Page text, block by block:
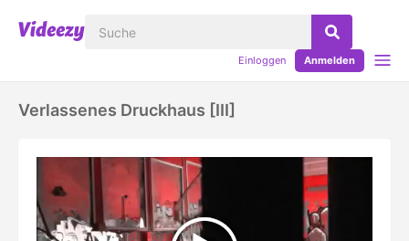
Einloggen Anmelden
Verlassenes Druckhaus [III]